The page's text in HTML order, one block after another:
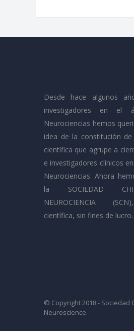
Desde hace algunos
investigadores en el
Neurociencias hemos
idea de la constitución de
científica que agrupe a
e investigadores clínicos
Neurociencias. Ahora
la SOCIEDAD
NEUROCIENCIA
científica, sin fines de lucro.
© Copyright 2018 - Sociedad
Neuroscience.